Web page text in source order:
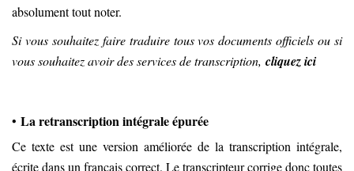
absolument tout noter.
Si vous souhaitez faire traduire tous vos documents officiels ou si
vous souhaitez avoir des services de transcription, cliquez ici
• La retranscription intégrale épurée
Ce texte est une version améliorée de la transcription intégrale,
écrite dans un français correct. Le transcripteur corrige donc toutes